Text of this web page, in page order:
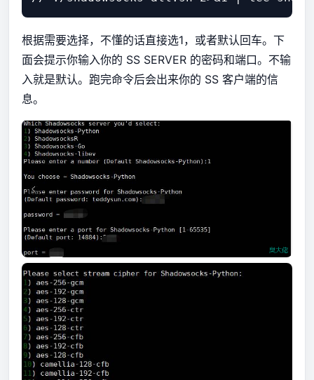
根据需要选择，不懂的话直接选1，或者默认回车。下
面会提示你输入你的 SS SERVER 的密码和端口。不输
入就是默认。跑完命令后会出来你的 SS 客户端的信
息。